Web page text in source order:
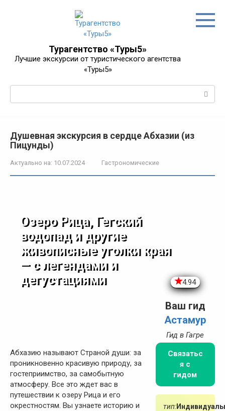
Турагентство «Туры5»
Лучшие экскурсии от туристического агентства
«Туры5»
Душевная экскурсия в сердце Абхазии (из
Пицунды)
Актуально на: 10.07.2024 Гастрономические
Озеро Рица, Гегский
водопад и другие
живописные уголки края
— с легендами и
дегустациями
4.94
Ваш гид
Астамур
Гид в Гагре
Связатьс
я с
гидом
тип:
Абхазию называют Страной души: за
проникновенно красивую природу, за
гостеприимство, за самобытную
атмосферу. Все это ждет вас в
путешествии к озеру Рица и его
окрестностям. Вы узнаете историю и